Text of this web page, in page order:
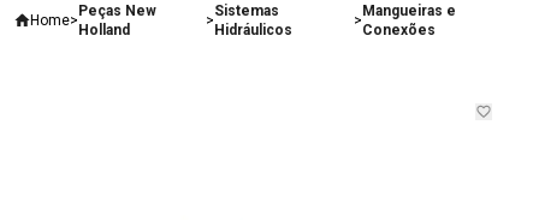
Home>
Peças New
Holland
>
Sistemas
Hidráulicos
>
Mangueiras e
Conexões